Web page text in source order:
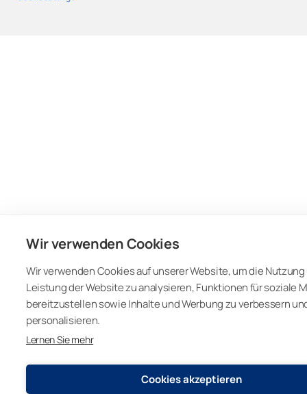
Wir verwenden Cookies
Wir verwenden Cookies auf unserer Website, um die
Leistung der Website zu analysieren, Funktionen für soziale
bereitzustellen sowie Inhalte und Werbung zu verbessern
personalisieren.
Lernen Sie mehr
Cookies akzeptieren